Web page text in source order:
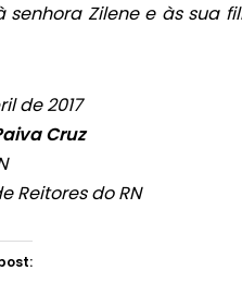
senhora Zilene e às sua
de 2017
Cruz
Reitores do RN